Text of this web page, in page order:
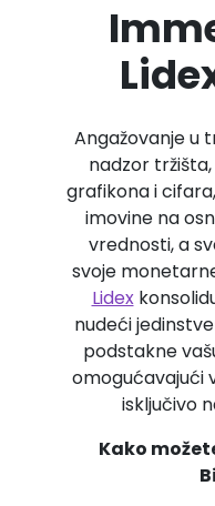
Angažovanje u
nadzor
grafikona i
imovine na
vrednosti, a
svoje
Lidex
nudeći
podstakne
omogućavajući
isključivo
Kako